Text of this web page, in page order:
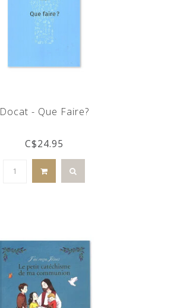
Docat - Que Faire?
C$24.95